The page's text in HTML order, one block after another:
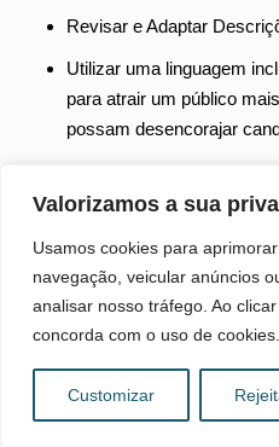
Valorizamos a sua
Usamos cookies para
navegação, veicular anúncios
analisar nosso tráfego. Ao
concorda com o uso de cookies.
Customizar
Revisar e Adaptar
Utilizar uma linguagem
para atrair um público
possam desencorajar
evitando exigências
Proporcionar treinamento
processo de recrutamento
vieses inconscientes.
Monitorar e analisar dados
identificar e corrigir